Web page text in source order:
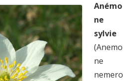
Anémo
ne
sylvie
(Anemo
ne
nemero